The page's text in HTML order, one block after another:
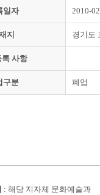
일자 2010-
지 경기도
록 사항
구분 폐업
: 해당 지자체 문화예술과